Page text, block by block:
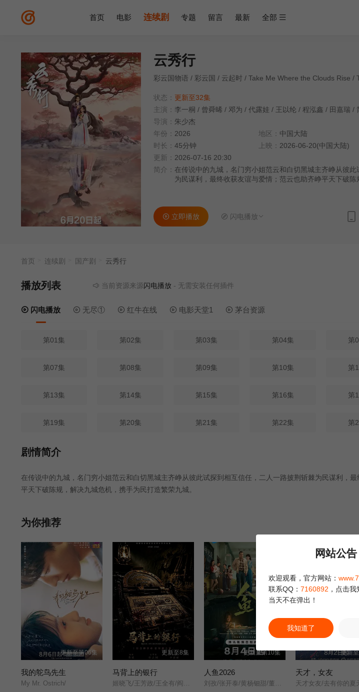
首页 电影 连续剧 专题 留言 最新 全部
云秀行
彩云国物语 / 彩云国 / 云起时 / Take Me Where the Clouds Rise /
状态： 更新至32集
主演： 李一桐 / 曾舜晞 / 邓为 / 代露娃 / 王以纶 / 程泓鑫 / 田嘉瑞 /
导演： 朱少杰
年份： 2026 地区： 中国大陆
时长： 45分钟 上映： 2026-06-20(中国大陆)
更新： 2026-07-16 20:30
简介： 在传说中的九城，名门穷小姐范云和白切黑城主齐峥从彼
为民谋利，最终收获友谊与爱情；范云也助齐峥平天下破陈
立即播放 闪电播放
首页 连续剧 国产剧 云秀行
播放列表 当前资源来源闪电播放- 无需安装任何插件
闪电播放 无尽① 红牛在线 电影天堂1 茅台资源
第01集 第02集 第03集 第04集 第
第07集 第08集 第09集 第10集 第
第13集 第14集 第15集 第16集 第
第19集 第20集 第21集 第22集 第
第26集
第32集 第33集 第34集 第35集 第
剧情简介
在传说中的九城，名门穷小姐范云和白切黑城主齐峥从彼此试探到相互信任，二人一路披荆斩棘为民谋利，
平天下破陈规，解决九城危机，携手为民打造繁荣九城。
为你推荐
更新至第06集
我的鸵鸟先生
My Mr. Ostrich/
更新至8集
马背上的银行
姬晓飞/王芳政/王全有/阎妮/郭烁杰/杜志国/郑卫莉/周舟/Zhou/Zhou/
更新至第10集
人鱼2026
刘孜/张开泰/黄杨钿甜/董勇/张帆/陈创/何思甜/张棪琰/罗海琼/是安/赵健/段钰/董向荣/薛佳凝/方晓东/李庆誉/张译文/
更新
天才，女友
网站公告
欢迎观看，官方网站：
联系QQ： 7160892 ，点击
当天不在弹出！
我知道了